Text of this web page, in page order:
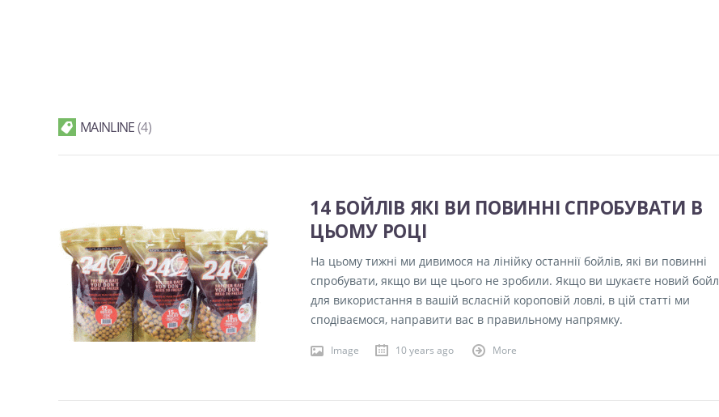
MAINLINE4
14 БОЙЛІВ ЯКІ ВИ ПОВИННІ СПРОБУВАТИ В
ЦЬОМУ РОЦІ
На цьому тижні ми дивимося на лінійку останнії бойлів, які ви повинні
спробувати, якщо ви ще цього не зробили. Якщо ви шукаєте новий бойл
для використання в вашій всласній короповій ловлі, в цій статті ми
сподіваємося, направити вас в правильному напрямку.
Image 10 years ago More